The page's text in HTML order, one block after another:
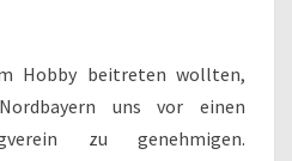
Hobby beitreten wollten,
uns vor einen
zu genehmigen.